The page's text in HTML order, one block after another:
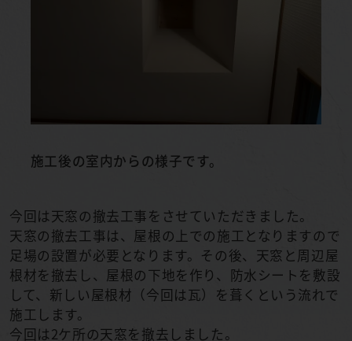
施工後の室内からの様子です。
今回は天窓の撤去工事をさせていただきました。
天窓の撤去工事は、屋根の上での施工となりますので
足場の設置が必要となります。その後、天窓と周辺屋
根材を撤去し、屋根の下地を作り、防水シートを敷設
して、新しい屋根材（今回は瓦）を葺くという流れで
施工します。
今回は2ケ所の天窓を撤去しました。